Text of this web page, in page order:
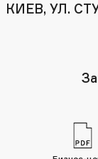
КИЕВ, УЛ.